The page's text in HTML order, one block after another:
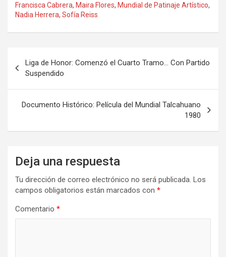
Francisca Cabrera, Maira Flores, Mundial de Patinaje Artístico,
Nadia Herrera, Sofía Reiss
de
entradas
Liga de Honor: Comenzó el Cuarto Tramo… Con Partido
Suspendido
Documento Histórico: Película del Mundial Talcahuano
1980
Deja una respuesta
Tu dirección de correo electrónico no será publicada. Los
campos obligatorios están marcados con *
Comentario *